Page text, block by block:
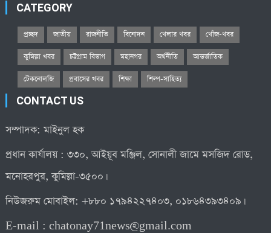
CATEGORY
প্রচ্ছদ জাতীয় রাজনীতি বিনোদন খেলার খবর খোঁজ-খবর
কুমিল্লা খবর চট্টগ্রাম বিভাগ মহানগর অর্থনীতি আন্তর্জাতিক
টেকনোলজি প্রবাসের খবর শিক্ষা শিল্প-সাহিত্য
CONTACT US
সম্পাদক: মাইনুল হক
প্রধান কার্যালয় : ৩৩০, আইয়ূব মঞ্জিল, সোনালী জামে মসজিদ রোড,
মনোহরপুর, কুমিল্লা-৩৫০০।
নিউজরুম মোবাইল: +৮৮০ ১৭৯৪২২৭৪০৩, ০১৮৬৪৩৯৩৪০৯।
E-mail :chatonay71news@gmail.com